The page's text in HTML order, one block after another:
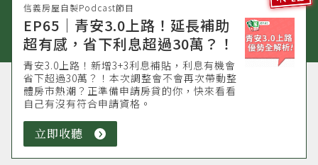
信義房屋自製Podcast節目
EP65｜青安3.0上路！延長補助
超有感，省下利息超過30萬？！
青安3.0上路！新增3+3利息補貼，利息有機會
省下超過30萬？！本次調整會不會再次帶動整
體房市熱潮？正準備申請房貸的你，快來看看
自己有沒有符合申請資格。
立即收聽
即
收